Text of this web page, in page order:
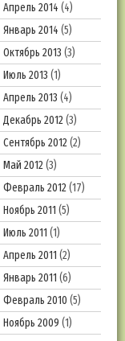
Апрель 2014 (4)
Январь 2014 (5)
Октябрь 2013 (3)
Июль 2013 (1)
Апрель 2013 (4)
Декабрь 2012(3)
Сентябрь 2012(2)
Май 2012(3)
Февраль 2012(17)
Ноябрь 2011 (5)
Июль 2011 (1)
Апрель 2011 (2)
Январь 2011 (6)
Февраль 2010 (5)
Ноябрь 2009 (1)